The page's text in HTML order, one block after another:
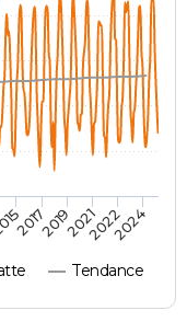
Tendance
20172019202120222024